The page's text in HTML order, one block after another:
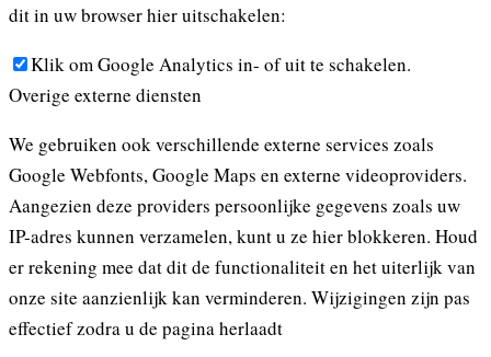
dit in uw browser hier uitschakelen:
Klik om Google Analytics in- of uit te schakelen.
Overige externe diensten
We gebruiken ook verschillende externe services zoals
Google Webfonts, Google Maps en externe videoproviders.
Aangezien deze providers persoonlijke gegevens zoals uw
IP-adres kunnen verzamelen, kunt u ze hier blokkeren. Houd
er rekening mee dat dit de functionaliteit en het uiterlijk van
onze site aanzienlijk kan verminderen. Wijzigingen zijn pas
effectief zodra u de pagina herlaadt